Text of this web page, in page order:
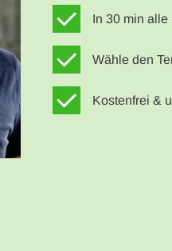
In 30 min alle
Wähle den
Kostenfrei &